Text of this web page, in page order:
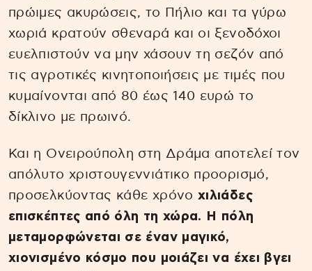
πρώιμες ακυρώσεις, το Πήλιο και τα γύρω
χωριά κρατούν σθεναρά και οι ξενοδόχοι
ευελπιστούν να μην χάσουν τη σεζόν από
τις αγροτικές κινητοποιήσεις με τιμές που
κυμαίνονται από 80 έως 140 ευρώ το
δίκλινο με πρωινό.
Και η Ονειρούπολη στη Δράμα αποτελεί τον
απόλυτο χριστουγεννιάτικο προορισμό,
προσελκύοντας κάθε χρόνο χιλιάδες
επισκέπτες από όλη τη χώρα. Η πόλη
μεταμορφώνεται σε έναν μαγικό,
χιονισμένο κόσμο που μοιάζει να έχει βγει